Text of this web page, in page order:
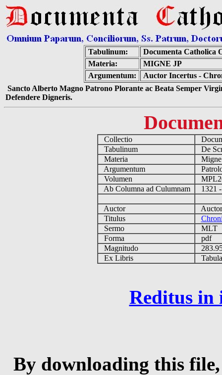
Tabulinum:
Documenta Catholica
Materia:
MIGNE JP
Argumentum:
Auctor Incertus -
Sancto Alberto Magno Patrono Plorante ac Beata Semper
Defendere Digneris.
Collectio
Tabulinum
De
Materia
Argumentum
Volumen
Ab Columna ad Culumnam
1321
Auctor
Titulus
Sermo
MLT
Forma
pdf
Magnitudo
Ex Libris
Reditus in
By downloading this